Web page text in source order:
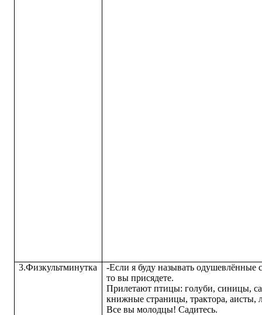
3.Физкультминутка
-Если я буду называть одушевлённые
то вы присядете.
Прилетают птицы: голуби, синицы,
книжные страницы, трактора,
Все вы молодцы! Садитесь.